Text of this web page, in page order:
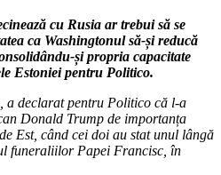
cu Rusia ar trebui să se
ca Washingtonul să-și reducă
și propria capacitate
Estoniei pentru Politico.
a declarat pentru Politico că l-a
Donald Trump de importanța
Est, când cei doi au stat unul lângă
funeraliilor Papei Francisc, în